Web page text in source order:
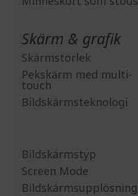
Skärm & grafik
Skärmstorlek
Pekskärm med multi-
touch
Bildskärmsteknologi
Bildskärmstyp
Screen Mode
Bildskärmsupplösning